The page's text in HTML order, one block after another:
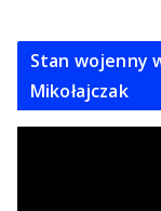
Stan wojenny
Mikołajczak